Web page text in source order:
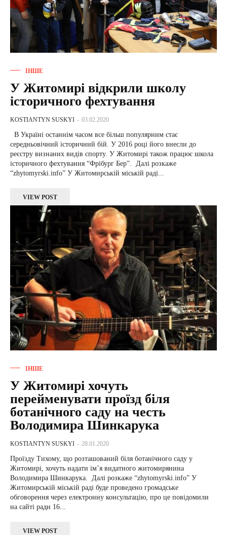
ІНШЕ
У Житомирі відкрили школу
історичного фехтування
KOSTIANTYN SUSKYI - 03.02.2020
середньовічний історичний бій. У 2016 році його внесли до
реєстру визнаних видів спорту. У Житомирі також працює школа
історичного фехтування “Фрібург Бер”. Далі розкаже
“zhytomyrski.info” У Житомирській міській раді...
VIEW POST
ІНШЕ
У Житомирі хочуть
перейменувати проїзд біля
ботанічного саду на честь
Володимира Шинкарука
KOSTIANTYN SUSKYI - 28.01.2020
Проїзду Тихому, що розташований біля ботанічного саду у
Житомирі, хочуть надати ім’я видатного житомирянина
Володимира Шинкарука. Далі розкаже “zhytomyrski.info” У
Житомирській міській раді буде проведено громадське
обговорення через електронну консультацію, про це повідомили
на сайті ради 16...
VIEW POST